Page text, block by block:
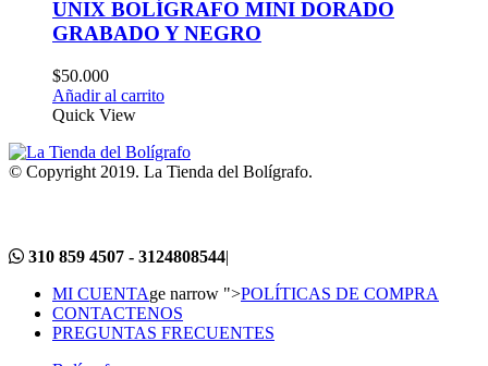
UNIX BOLÍGRAFO MINI DORADO
GRABADO Y NEGRO
$50.000
Añadir al carrito
Quick View
© Copyright 2019. La Tienda del Bolígrafo.
310 859 4507 - 3124808544|
MI CUENTAge narrow ">POLÍTICAS DE COMPRA
CONTACTENOS
PREGUNTAS FRECUENTES